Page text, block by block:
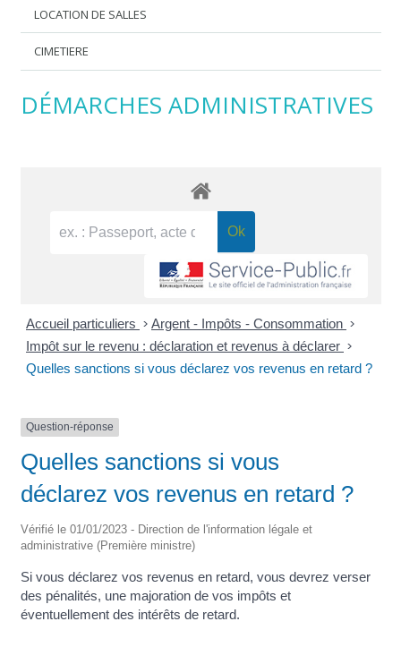
LOCATION DE SALLES
CIMETIERE
DÉMARCHES ADMINISTRATIVES
Accueil particuliers > Argent - Impôts - Consommation >
Impôt sur le revenu : déclaration et revenus à déclarer >
Quelles sanctions si vous déclarez vos revenus en retard ?
Question-réponse
Quelles sanctions si vous
déclarez vos revenus en retard ?
Vérifié le 01/01/2023 - Direction de l'information légale et
administrative (Première ministre)
Si vous déclarez vos revenus en retard, vous devrez verser
des pénalités, une majoration de vos impôts et
éventuellement des intérêts de retard.